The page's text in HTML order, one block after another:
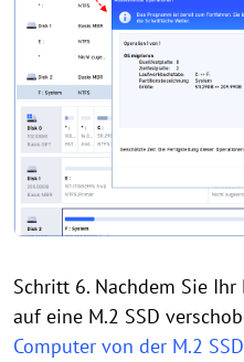
Schritt 6. Nachdem Sie
auf eine M.2 SSD
Computer von der M.2